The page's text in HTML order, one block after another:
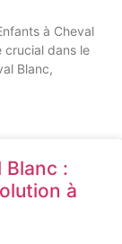
à Cheval
crucial dans le
Blanc,
Blanc :
à